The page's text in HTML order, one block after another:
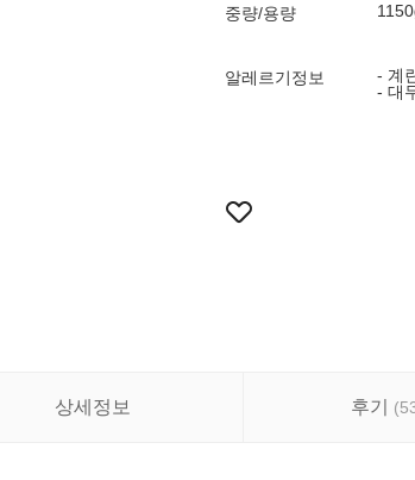
중량/용량
알레르기정보
- 계
- 대
상세정보 후기 (